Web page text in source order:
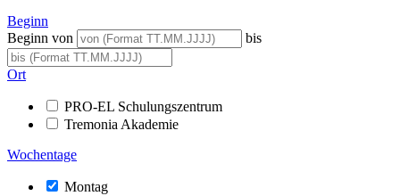
Beginn
Beginn von
bis
Ort
PRO-EL Schulungszentrum
Tremonia Akademie
Wochentage
Montag